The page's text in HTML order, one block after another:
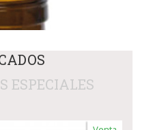
ESPECIALES